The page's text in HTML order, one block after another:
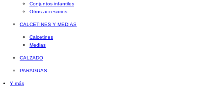
Conjuntos infantiles
Otros accesorios
CALCETINES Y MEDIAS
Calcetines
Medias
CALZADO
PARAGUAS
Y más